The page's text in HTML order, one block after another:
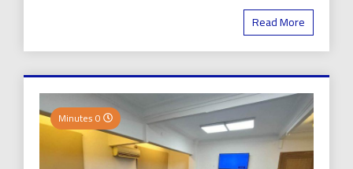
Read More